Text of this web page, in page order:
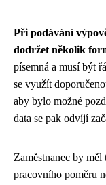
Při podávání
dodržet několik
písemná a musí být
se využít
aby bylo možné
data se pak odvíjí
Zaměstnanec by
pracovního poměru